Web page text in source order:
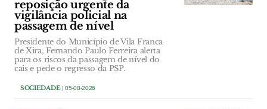
reposição urgente da
vigilância policial na
passagem de nível
Presidente do Município de Vila Franca
de Xira, Fernando Paulo Ferreira alerta
para os riscos da passagem de nível do
cais e pede o regresso da PSP.
SOCIEDADE| 05-08-2026